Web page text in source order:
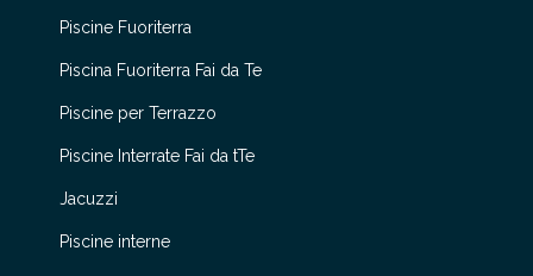
in
window
in
window
in
window
in
window
Piscine Fuoriterra
Piscina Fuoriterra Fai da Te
Piscine per Terrazzo
Piscine Interrate Fai da tTe
Jacuzzi
Piscine interne